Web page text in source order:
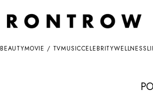
BEAUTYMOVIE / TVMUSICCELEBRITYWELLNESS